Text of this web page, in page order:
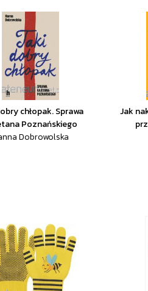
chłopak. Sprawa
Poznańskiego
Dobrowolska
Jak